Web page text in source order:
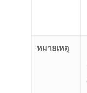
หมายเหตุ